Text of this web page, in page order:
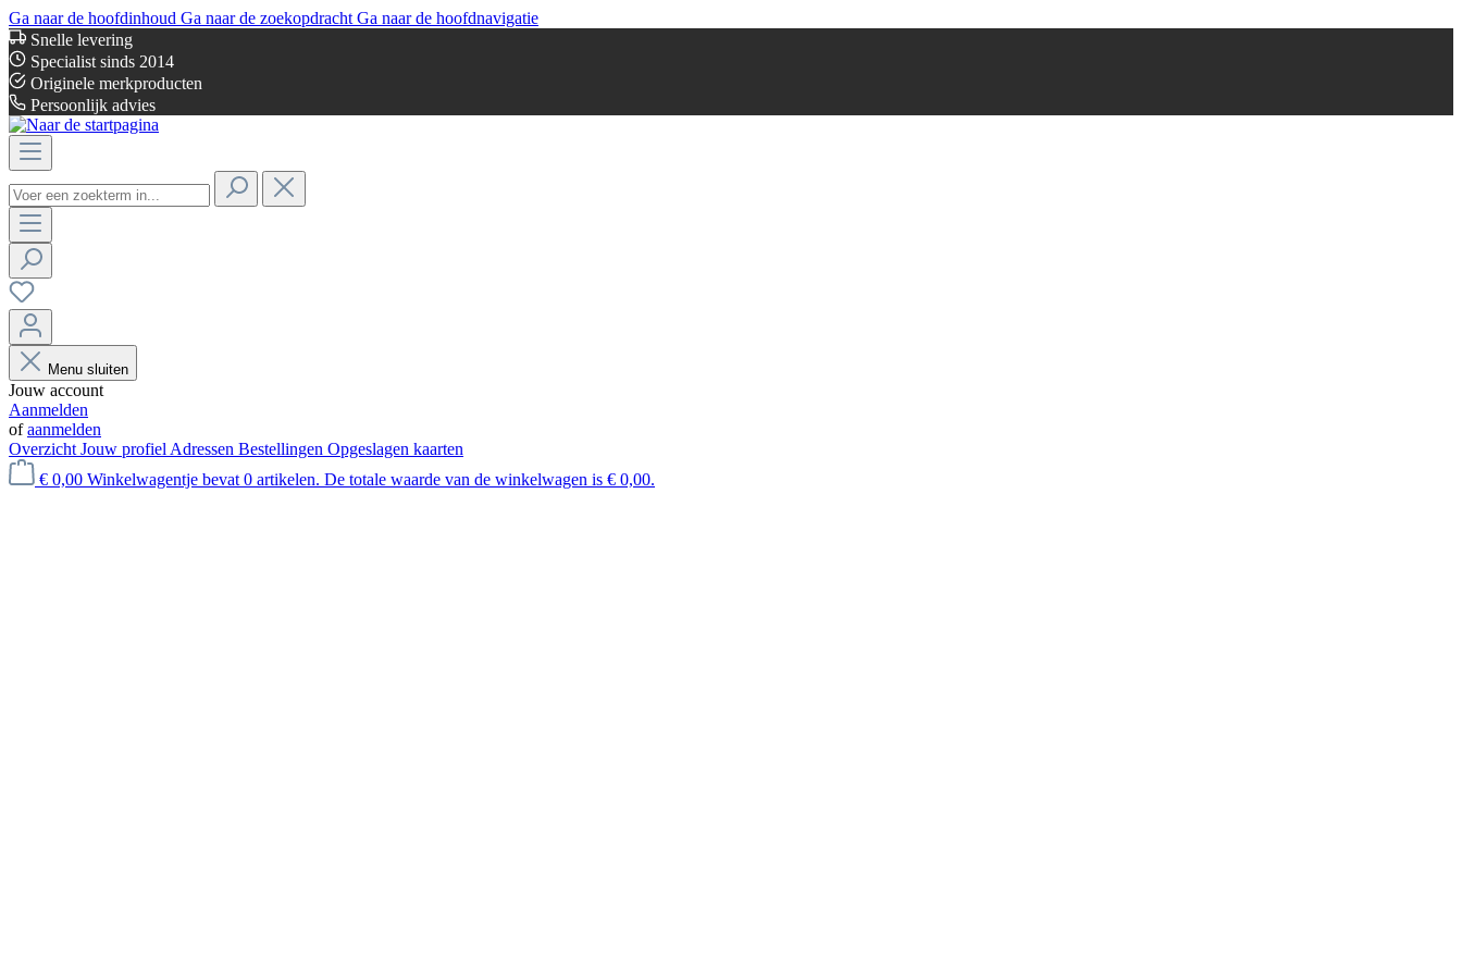
Ga naar de hoofdinhoud Ga naar de zoekopdracht Ga naar de hoofdnavigatie
Snelle levering
Specialist sinds 2014
Originele merkproducten
Persoonlijk advies
Menu sluiten
Jouw account
Aanmelden
ofaanmelden
Overzicht Jouw profiel Adressen Bestellingen Opgeslagen kaarten
€ 0,00 Winkelwagentje bevat 0 artikelen. De totale waarde van de winkelwagen is € 0,00.